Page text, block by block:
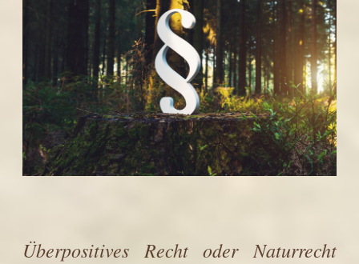
Überpositives Recht oder Naturrecht